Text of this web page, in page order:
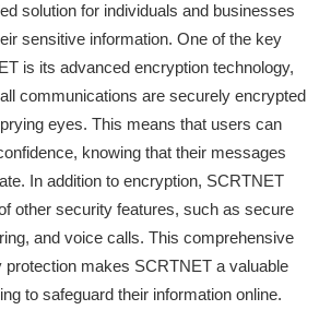
solution for individuals and businesses
sensitive information. One of the key
is its advanced encryption technology,
communications are securely encrypted
eyes. This means that users can
knowing that their messages
In addition to encryption, SCRTNET
other security features, such as secure
and voice calls. This comprehensive
protection makes SCRTNET a valuable
to safeguard their information online.